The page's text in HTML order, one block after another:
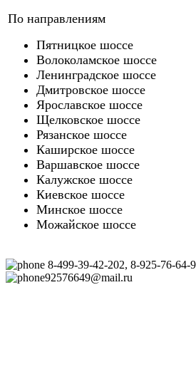
По направлениям
Пятницкое шоссе
Волоколамское шоссе
Ленинградское шоссе
Дмитровское шоссе
Ярославское шоссе
Щелковское шоссе
Рязанское шоссе
Каширское шоссе
Варшавское шоссе
Калужское шоссе
Киевское шоссе
Минское шоссе
Можайское шоссе
8-499-39-42-202, 8-925-76-64-
92576649@mail.ru